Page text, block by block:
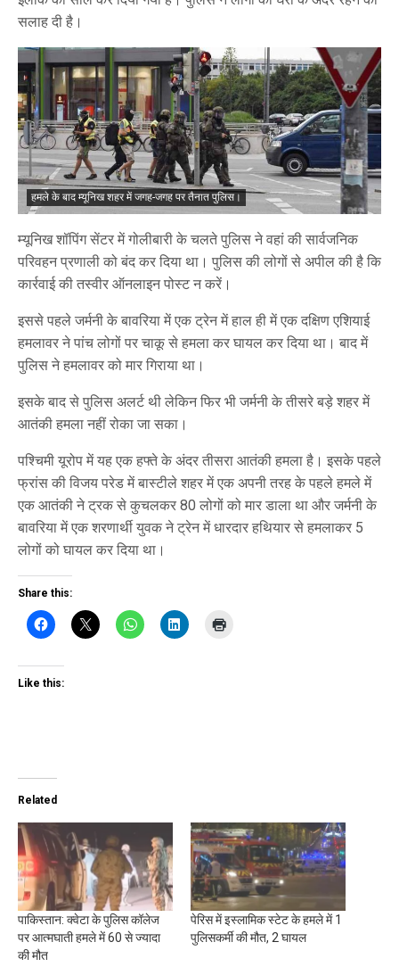
सलाह दी है।
हमले के बाद म्यूनिख शहर में जगह-जगह पर तैनात पुलिस।
म्यूनिख शॉपिंग सेंटर में गोलीबारी के चलते पुलिस ने वहां की सार्वजनिक
परिवहन प्रणाली को बंद कर दिया था। पुलिस की लोगों से अपील की है कि
कार्रवाई की तस्वीर ऑनलाइन पोस्ट न करें।
इससे पहले जर्मनी के बावरिया में एक ट्रेन में हाल ही में एक दक्षिण एशियाई
हमलावर ने पांच लोगों पर चाकू से हमला कर घायल कर दिया था। बाद में
पुलिस ने हमलावर को मार गिराया था।
इसके बाद से पुलिस अलर्ट थी लेकिन फिर भी जर्मनी के तीसरे बड़े शहर में
आतंकी हमला नहीं रोका जा सका।
पश्चिमी यूरोप में यह एक हफ्ते के अंदर तीसरा आतंकी हमला है। इसके पहले
फ्रांस की विजय परेड में बास्टीले शहर में एक अपनी तरह के पहले हमले में
एक आतंकी ने ट्रक से कुचलकर 80 लोगों को मार डाला था और जर्मनी के
बावरिया में एक शरणार्थी युवक ने ट्रेन में धारदार हथियार से हमलाकर 5
लोगों को घायल कर दिया था।
Share this:
Like this:
Related
पाकिस्तान: क्वेटा के पुलिस कॉलेज
पर आत्मघाती हमले में 60 से ज्यादा
की मौत
पेरिस में इस्लामिक स्टेट के हमले में 1
पुलिसकर्मी की मौत, 2 घायल